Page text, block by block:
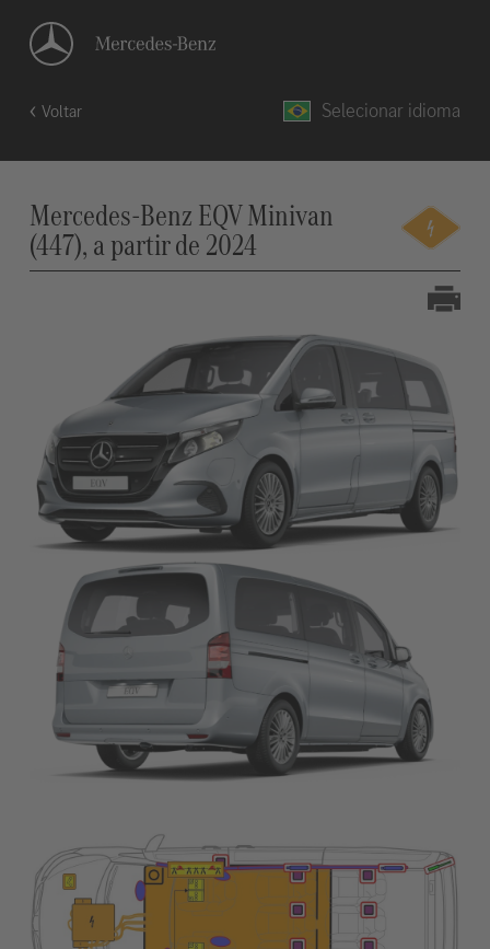
Voltar Selecionar idioma
Mercedes-Benz EQV Minivan
(447), a partir de 2024